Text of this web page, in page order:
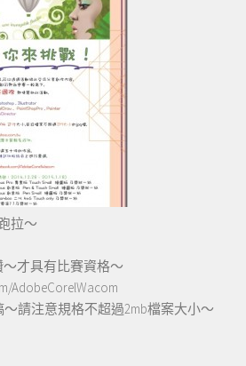
拉～
才具有比賽資格～
AdobeCorelWacom
～請注意規格不超過2mb檔案大小～